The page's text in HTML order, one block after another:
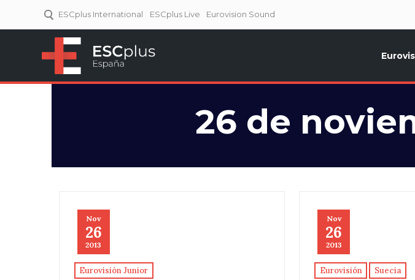
ESCplus International ESCplus Live Eurovision Sound
26 de
Nov
26
2013
Eurovisión Junior
Nov
26
2013
Eurovisión Suecia